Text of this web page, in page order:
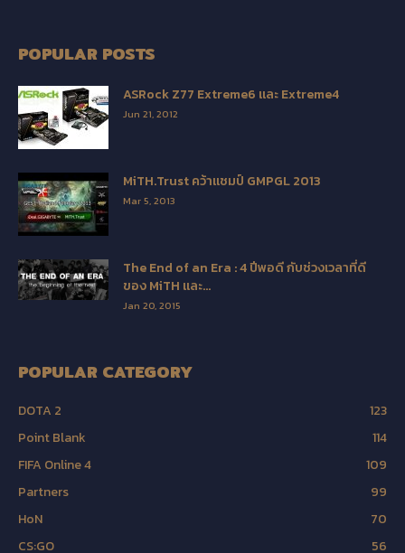
POPULAR POSTS
ASRock Z77 Extreme6 และ Extreme4
Jun 21, 2012
MiTH.Trust คว้าแชมป์ GMPGL 2013
Mar 5, 2013
The End of an Era : 4 ปีพอดี กับช่วงเวลาที่ดี
ของ MiTH และ...
Jan 20, 2015
POPULAR CATEGORY
DOTA 2
123
Point Blank
114
FIFA Online 4
109
Partners
99
HoN
70
CS:GO
56